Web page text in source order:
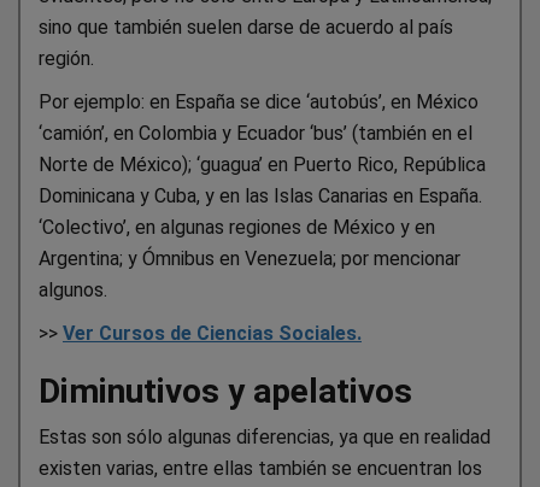
sino que también suelen darse de acuerdo al país
región.
Por ejemplo: en España se dice ‘autobús’, en México
‘camión’, en Colombia y Ecuador ‘bus’ (también en el
Norte de México); ‘guagua’ en Puerto Rico, República
Dominicana y Cuba, y en las Islas Canarias en España.
‘Colectivo’, en algunas regiones de México y en
Argentina; y Ómnibus en Venezuela; por mencionar
algunos.
>> Ver Cursos de Ciencias Sociales.
Diminutivos y apelativos
Estas son sólo algunas diferencias, ya que en realidad
existen varias, entre ellas también se encuentran los